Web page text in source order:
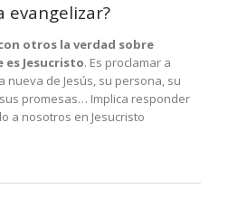
evangelizar?
otros la verdad sobre
Jesucristo. Es proclamar a
nueva de Jesús, su persona, su
promesas… Implica responder
a nosotros en Jesucristo